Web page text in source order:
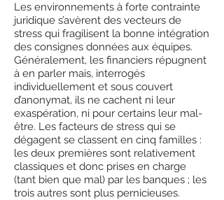
Les environnements à forte contrainte
juridique s’avèrent des vecteurs de
stress qui fragilisent la bonne intégration
des consignes données aux équipes.
Généralement, les financiers répugnent
à en parler mais, interrogés
individuellement et sous couvert
d’anonymat, ils ne cachent ni leur
exaspération, ni pour certains leur mal-
être. Les facteurs de stress qui se
dégagent se classent en cinq familles :
les deux premières sont relativement
classiques et donc prises en charge
(tant bien que mal) par les banques ; les
trois autres sont plus pernicieuses.